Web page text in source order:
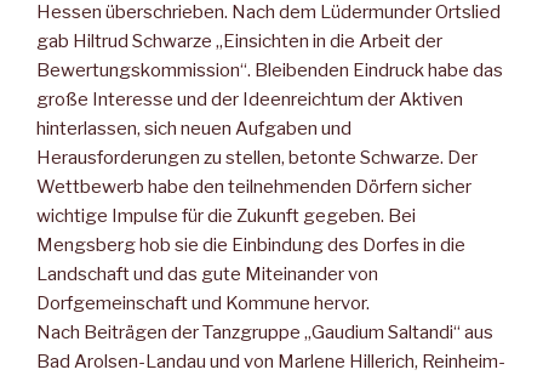
Hessen überschrieben. Nach dem Lüdermunder Ortslied
gab Hiltrud Schwarze „Einsichten in die Arbeit der
Bewertungskommission“. Bleibenden Eindruck habe das
große Interesse und der Ideenreichtum der Aktiven
hinterlassen, sich neuen Aufgaben und
Herausforderungen zu stellen, betonte Schwarze. Der
Wettbewerb habe den teilnehmenden Dörfern sicher
wichtige Impulse für die Zukunft gegeben. Bei
Mengsberg hob sie die Einbindung des Dorfes in die
Landschaft und das gute Miteinander von
Dorfgemeinschaft und Kommune hervor.
Nach Beiträgen der Tanzgruppe „Gaudium Saltandi“ aus
Bad Arolsen-Landau und von Marlene Hillerich, Reinheim-